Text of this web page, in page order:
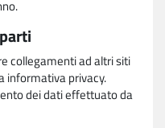
collegamenti ad altri siti
informativa privacy.
dei dati effettuato da